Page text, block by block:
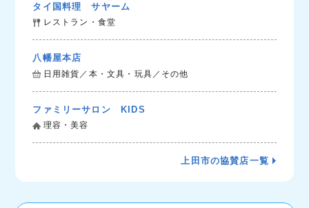
タイ国料理 サヤーム
レストラン・食堂
八幡屋本店
日用雑貨／本・文具・玩具／その他
ファミリーサロン KIDS
理容・美容
上田市の協賛店一覧